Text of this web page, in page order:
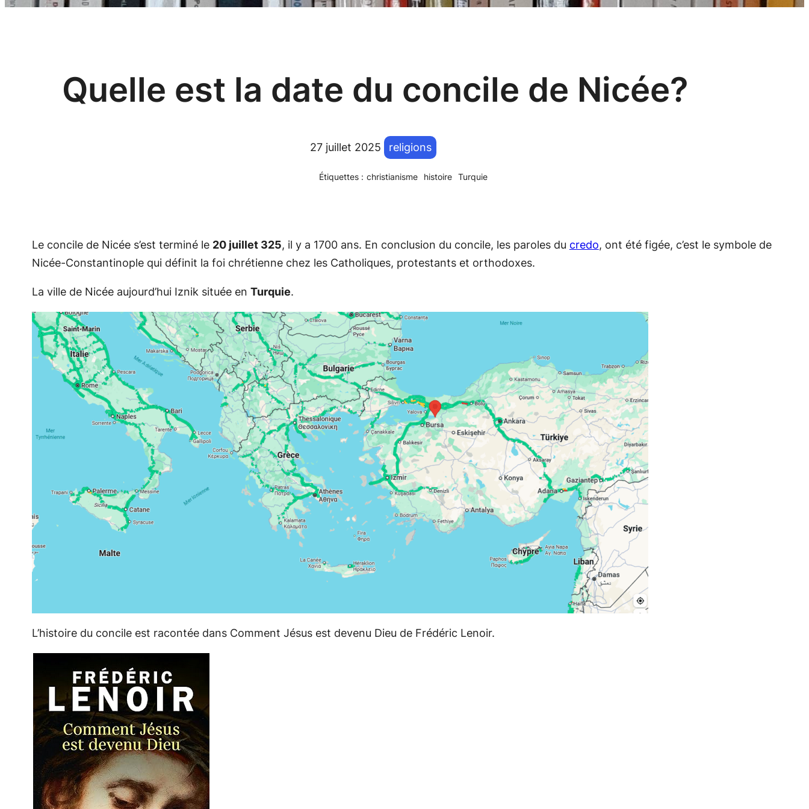
Quelle est la date du concile de Nicée?
27 juillet 2025 religions
Étiquettes : christianisme histoire Turquie
Le concile de Nicée s’est terminé le 20 juillet 325, il y a 1700 ans. En conclusion du concile, les paroles du credo, ont été figée, c’est le symbole de
Nicée-Constantinople qui définit la foi chrétienne chez les Catholiques, protestants et orthodoxes.
La ville de Nicée aujourd’hui Iznik située en Turquie.
L’histoire du concile est racontée dans Comment Jésus est devenu Dieu de Frédéric Lenoir.